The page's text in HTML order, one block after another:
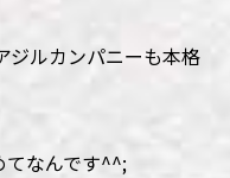
ジルカンパニーも本格
てなんです^^;